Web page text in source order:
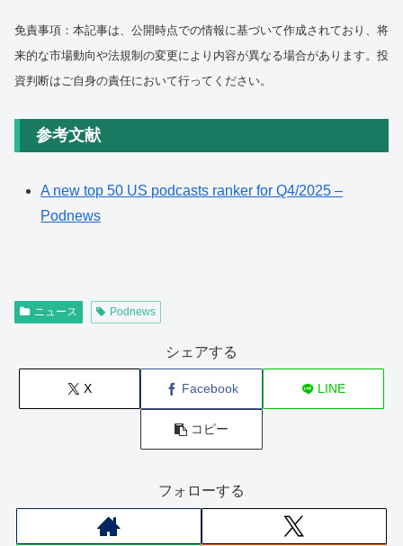
免責事項：本記事は、公開時点での情報に基づいて作成されており、将
来的な市場動向や法規制の変更により内容が異なる場合があります。投
資判断はご自身の責任において行ってください。
参考文献
A new top 50 US podcasts ranker for Q4/2025 –
Podnews
ニュース Podnews
シェアする
X Facebook LINE
コピー
フォローする